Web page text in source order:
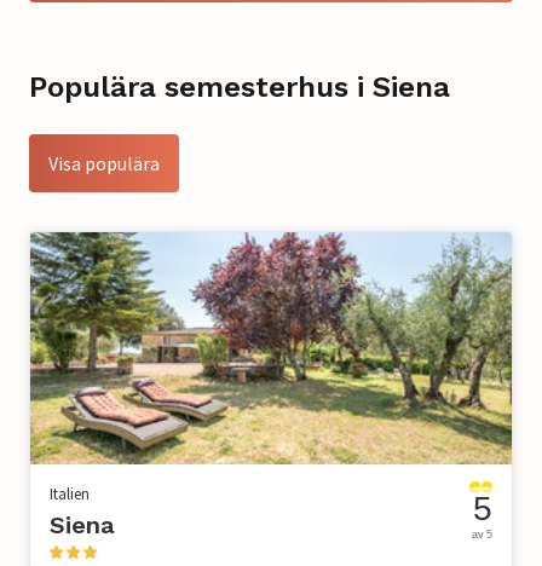
Populära semesterhus i Siena
Visa populära
Italien
Siena 5
av 5